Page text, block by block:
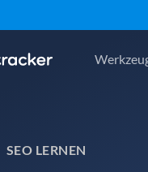
SEO LERNEN